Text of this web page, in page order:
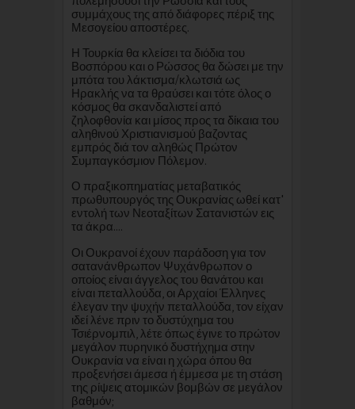
συμμάχους της από διάφορες πέριξ της
Μεσογείου αποστέρες.
Η Τουρκία θα κλείσει τα διόδια του
Βοσπόρου και ο Ρώσσος θα δώσει με την
μπότα του λάκτισμα/κλωτσιά ως
Ηρακλής να τα θραύσει και τότε όλος ο
κόσμος θα σκανδαλιστεί από
ζηλοφθονία και μίσος προς τα δίκαια του
αληθινού Χριστιανισμού βαζοντας
εμπρός διά τον αληθώς Πρώτον
Συμπαγκόσμιον Πόλεμον.
Ο πραξικοπηματίας μεταβατικός
πρωθυπουργός της Ουκρανίας ωθεί κατ'
εντολή των Νεοταξίτων Σατανιστών εις
τα άκρα....
Οι Ουκρανοί έχουν παράδοση για τον
σατανάνθρωπον Ψυχάνθρωπον ο
οποίος είναι άγγελος του θανάτου και
είναι πεταλλούδα, οι Αρχαίοι Έλληνες
έλεγαν την ψυχήν πεταλλούδα, τον είχαν
ιδεί λένε πριν το δυστύχημα του
Τσιέρνομπιλ, λέτε όπως έγινε το πρώτον
μεγάλον πυρηνικό δυστήχημα στην
Ουκρανία να είναι η χώρα όπου θα
προξενήσει άμεσα ή έμμεσα με τη στάση
της ρίψεις ατομικών βομβών σε μεγάλον
βαθμόν;